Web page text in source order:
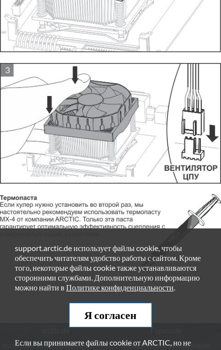
arctic.de
Гарантия
политика конфиденциальности
Юридическое упоминание
support.arctic.de использует файлы cookie, чтобы
обеспечить читателям удобство работы с сайтом. Кроме
того, некоторые файлы cookie также устанавливаются
сторонними службами. Дополнительную информацию
можно найти в Политике конфиденциальности.
Я согласен
Если вы принимаете файлы cookie от ARCTIC, но не